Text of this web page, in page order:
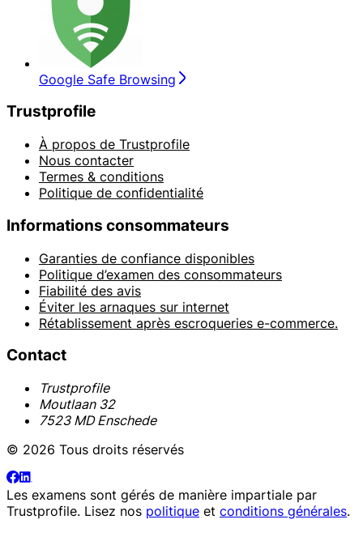
Google Safe Browsing
Trustprofile
À propos de Trustprofile
Nous contacter
Termes & conditions
Politique de confidentialité
Informations consommateurs
Garanties de confiance disponibles
Politique d’examen des consommateurs
Fiabilité des avis
Éviter les arnaques sur internet
Rétablissement après escroqueries e-commerce.
Contact
Trustprofile
Moutlaan 32
7523 MD Enschede
© 2026 Tous droits réservés
Les examens sont gérés de manière impartiale par
Trustprofile. Lisez nos politique et conditions générales.